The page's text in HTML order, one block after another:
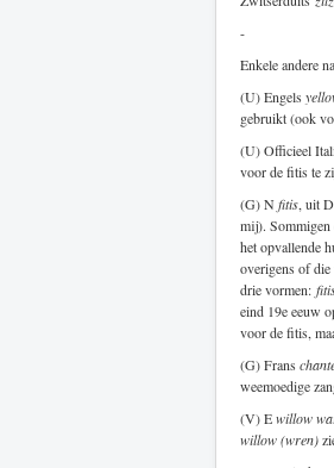
-
Enkele andere
(U) Engels
gebruikt (ook
(U) Officieel
voor de fitis te
(G) Nfitis, uit
mij). Sommigen
het opvallende
overigens of
drie vormen:
eind 19e eeuw
voor de fitis,
(G) Frans
weemoedige
(V) Ewillow
willow (wren)